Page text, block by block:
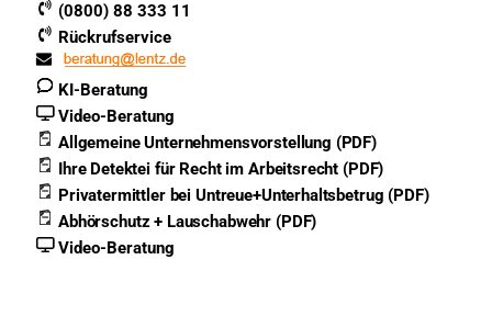
(0800) 88 333 11
Rückrufservice
KI-Beratung
Video-Beratung
Allgemeine Unternehmensvorstellung (PDF)
Ihre Detektei für Recht im Arbeitsrecht (PDF)
Privatermittler bei Untreue+Unterhaltsbetrug (PDF)
Abhörschutz + Lauschabwehr (PDF)
Video-Beratung